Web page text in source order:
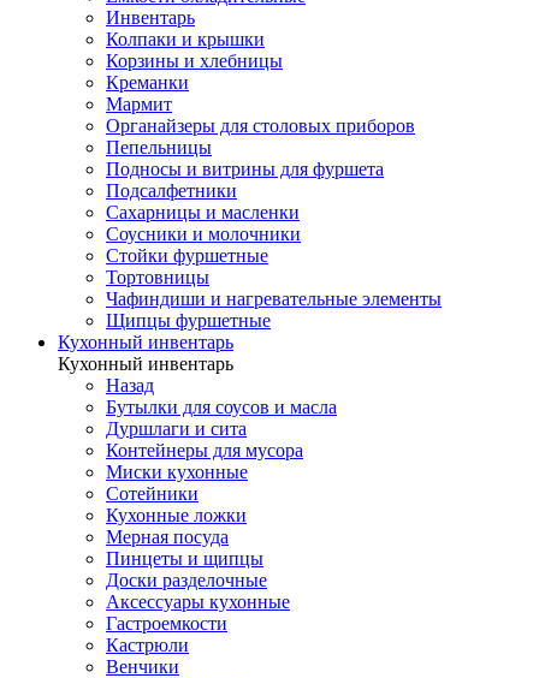
Инвентарь
Колпаки и крышки
Корзины и хлебницы
Креманки
Мармит
Органайзеры для столовых приборов
Пепельницы
Подносы и витрины для фуршета
Подсалфетники
Сахарницы и масленки
Соусники и молочники
Стойки фуршетные
Тортовницы
Чафиндиши и нагревательные элементы
Щипцы фуршетные
Кухонный инвентарь
Кухонный инвентарь
Назад
Бутылки для соусов и масла
Дуршлаги и сита
Контейнеры для мусора
Миски кухонные
Сотейники
Кухонные ложки
Мерная посуда
Пинцеты и щипцы
Доски разделочные
Аксессуары кухонные
Гастроемкости
Кастрюли
Венчики